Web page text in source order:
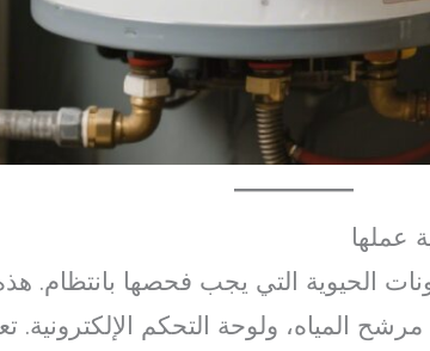
عملها
الحيوية التي يجب فحصها بانتظام.
المياه، ولوحة التحكم الإلكترونية.